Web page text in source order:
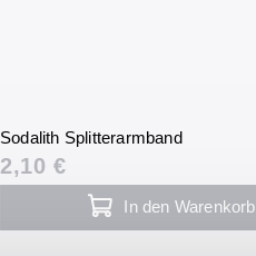
Sodalith Splitterarmband
2,10 €
In den Warenkorb